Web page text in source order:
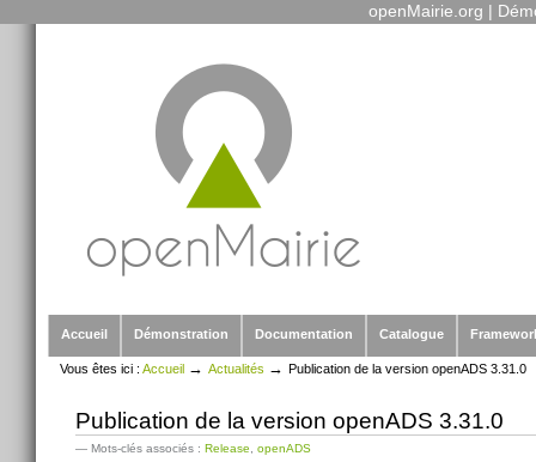
openMairie.org |
Accueil
Démonstration Documentation Catalogue
Vous êtes ici : Accueil → Actualités → Publication de la version openADS 3.31.0
Publication de la version openADS 3.31.0
— Mots-clés associés : Release,openADS